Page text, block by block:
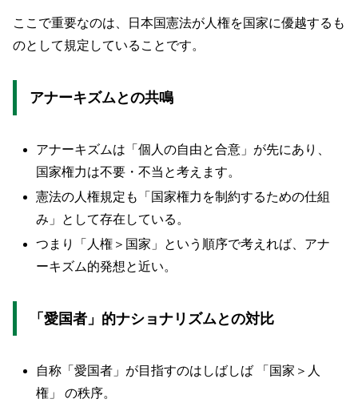
ここで重要なのは、日本国憲法が人権を国家に優越するも
のとして規定していることです。
アナーキズムとの共鳴
アナーキズムは「個人の自由と合意」が先にあり、
国家権力は不要・不当と考えます。
憲法の人権規定も「国家権力を制約するための仕組
み」として存在している。
つまり「人権＞国家」という順序で考えれば、アナ
ーキズム的発想と近い。
「愛国者」的ナショナリズムとの対比
自称「愛国者」が目指すのはしばしば 「国家＞人
権」 の秩序。